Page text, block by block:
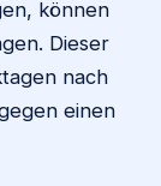
können
Dieser
nach
einen